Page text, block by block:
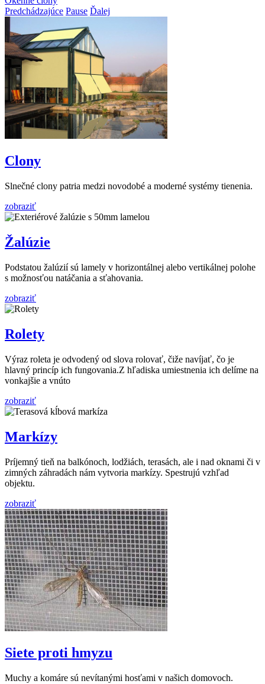
Predchádzajúce Pause Ďalej
Clony
Slnečné clony patria medzi novodobé a moderné systémy tienenia.
zobraziť
Žalúzie
Podstatou žalúzií sú lamely v horizontálnej alebo vertikálnej polohe
s možnosťou natáčania a sťahovania.
zobraziť
Rolety
Výraz roleta je odvodený od slova rolovať, čiže navíjať, čo je
hlavný princíp ich fungovania.Z hľadiska umiestnenia ich delíme na
vonkajšie a vnúto
zobraziť
Markízy
Príjemný tieň na balkónoch, lodžiách, terasách, ale i nad oknami či v
zimných záhradách nám vytvoria markízy. Spestrujú vzhľad
objektu.
zobraziť
Siete proti hmyzu
Muchy a komáre sú nevítanými hosťami v našich domovoch.